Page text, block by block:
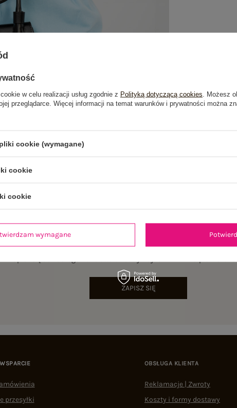
Opinie o produkcie(0)
ZAPISZ SIĘ
przesyłki
OBSŁUGA KLIENTA
Reklamacje | Zwroty
Koszty i formy dostawy
w celu realizacji usług zgodnie z Polityką dotyczącą cookies . Możesz
przeglądarce. Więcej informacji na temat warunków i prywatności można
cookie (wymagane)
cookie
cookie
wymagane